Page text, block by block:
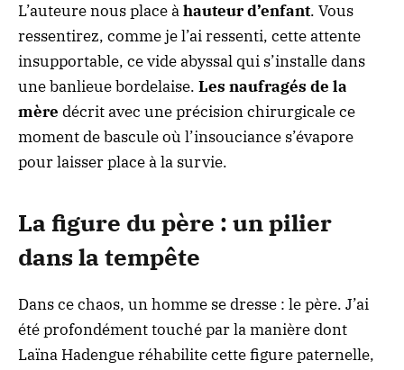
L’auteure nous place àhauteur d’enfant. Vous
ressentirez, comme je l’ai ressenti, cette attente
insupportable, ce vide abyssal qui s’installe dans
une banlieue bordelaise. Les naufragés de la
mère décrit avec une précision chirurgicale ce
moment de bascule où l’insouciance s’évapore
pour laisser place à la survie.
La figure du père : un pilier
dans la tempête
Dans ce chaos, un homme se dresse : le père. J’ai
été profondément touché par la manière dont
Laïna Hadengue réhabilite cette figure paternelle,